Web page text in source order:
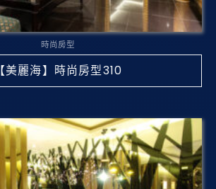
時尚房型
【美麗海】時尚房型310